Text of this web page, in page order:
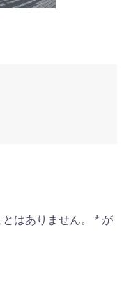
はありません。 *が